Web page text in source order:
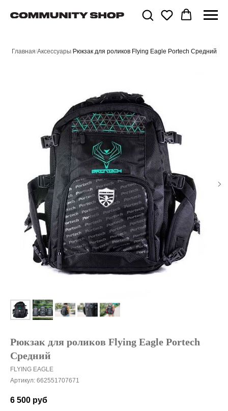
Главная/Аксессуары/Рюкзак для роликов Flying Eagle Portech Средний
Рюкзак для роликов Flying Eagle Portech
Средний
FLYING EAGLE
Артикул: 662551707671
6 500 руб